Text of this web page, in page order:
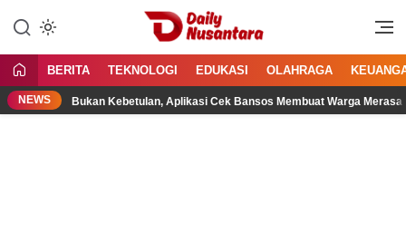
konten
Daily Nusantara
Menyajikan Fakta, Menginspirasi
BERITA TEKNOLOGI EDUKASI OLAHRAGA
NEWS
Bukan Kebetulan, Aplikasi Cek Bansos Membuat Warga Merasa Lebih